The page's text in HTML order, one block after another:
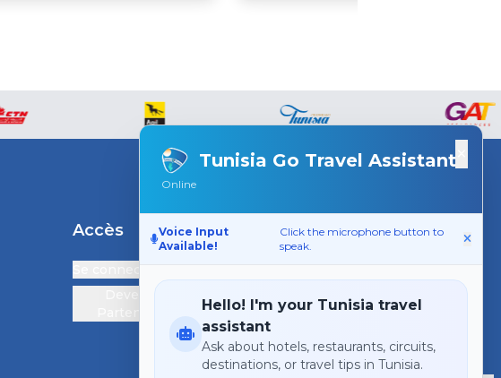
Tunisia Go Travel Assistant
Online
Voice Input
Available!
Click the microphone button to
speak.
Hello! I'm your Tunisia travel
assistant
Ask about hotels, restaurants, circuits,
destinations, or travel tips in Tunisia.
Accès
Devenir
Support